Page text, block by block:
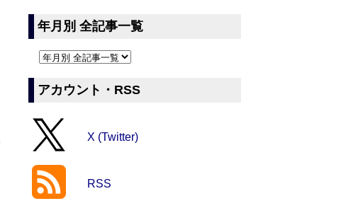
年月別 全記事一覧
アカウント・RSS
X (Twitter)
RSS